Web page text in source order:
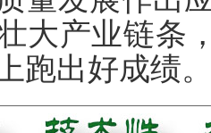
大产业链条
跑出好成绩